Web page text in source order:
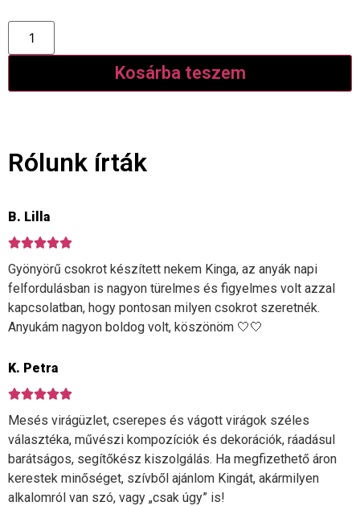
Kosárba teszem
Rólunk írták
B. Lilla
Gyönyörű csokrot készített nekem Kinga, az anyák napi
felfordulásban is nagyon türelmes és figyelmes volt azzal
kapcsolatban, hogy pontosan milyen csokrot szeretnék.
Anyukám nagyon boldog volt, köszönöm 🤍🤍
K. Petra
Mesés virágüzlet, cserepes és vágott virágok széles
választéka, művészi kompozíciók és dekorációk, ráadásul
barátságos, segítőkész kiszolgálás. Ha megfizethető áron
kerestek minőséget, szívből ajánlom Kingát, akármilyen
alkalomról van szó, vagy „csak úgy” is!